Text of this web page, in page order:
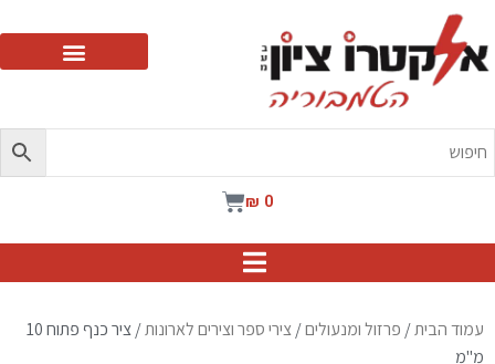
₪ 0
עגלת
עמוד הבית/ פרזול ומנעולים/צירי ספר וצירים לארונות
/ ציר כנף פתוח 10
מ"מ